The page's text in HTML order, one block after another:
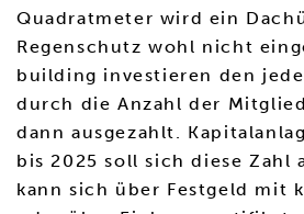
Quadratmeter wird ein
Regenschutz wohl nicht
building investieren den
durch die Anzahl der
dann ausgezahlt.
bis 2025 soll sich diese Zahl
kann sich über Festgeld mit